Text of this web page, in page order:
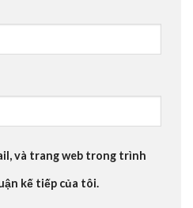
và trang web trong trình
kế tiếp của tôi.